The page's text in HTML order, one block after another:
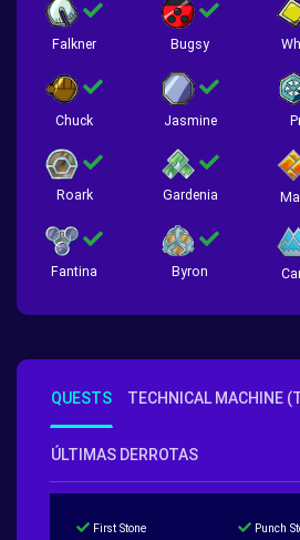
Falkner Bugsy
Chuck Jasmine
Roark Gardenia
Fantina Byron
QUESTS TECHNICAL MACHINE
ÚLTIMAS DERROTAS
First Stone Punch